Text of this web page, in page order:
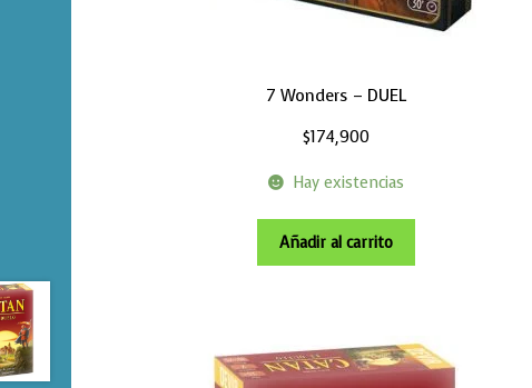
7 Wonders – DUEL
$174,900
Hay existencias
Añadir al carrito